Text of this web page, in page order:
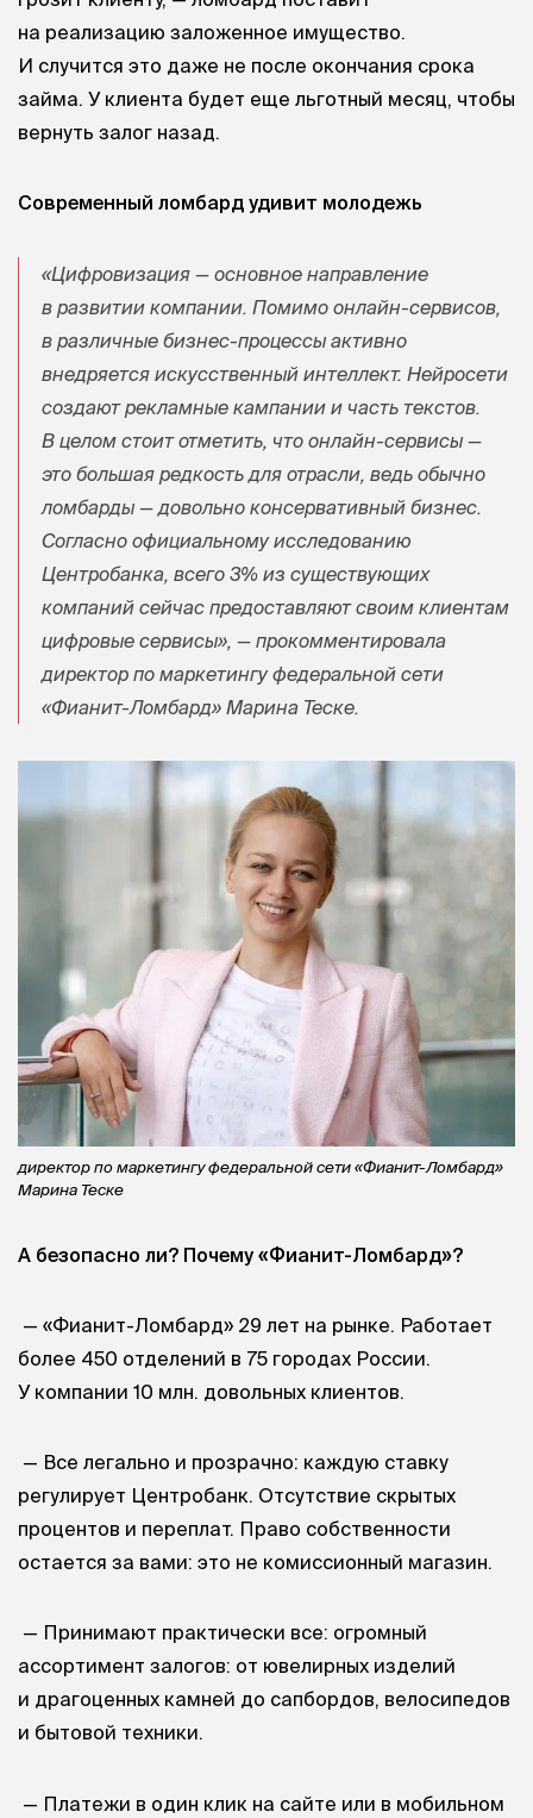
на реализацию заложенное имущество.
И случится это даже не после окончания срока
займа. У клиента будет еще льготный месяц, чтобы
вернуть залог назад.
Современный ломбард удивит молодежь
«Цифровизация — основное направление
в развитии компании. Помимо онлайн-сервисов,
в различные бизнес-процессы активно
внедряется искусственный интеллект. Нейросети
создают рекламные кампании и часть текстов.
В целом стоит отметить, что онлайн-сервисы —
это большая редкость для отрасли, ведь обычно
ломбарды — довольно консервативный бизнес.
Согласно официальному исследованию
Центробанка, всего 3% из существующих
компаний сейчас предоставляют своим клиентам
цифровые сервисы», — прокомментировала
директор по маркетингу федеральной сети
«Фианит-Ломбард» Марина Теске.
директор по маркетингу федеральной сети «Фианит-Ломбард»
Марина Теске
А безопасно ли? Почему «Фианит-Ломбард»?
— «Фианит-Ломбард» 29 лет на рынке. Работает
более 450 отделений в 75 городах России.
У компании 10 млн. довольных клиентов.
— Все легально и прозрачно: каждую ставку
регулирует Центробанк. Отсутствие скрытых
процентов и переплат. Право собственности
остается за вами: это не комиссионный магазин.
— Принимают практически все: огромный
ассортимент залогов: от ювелирных изделий
и драгоценных камней до сапбордов, велосипедов
и бытовой техники.
— Платежи в один клик на сайте или в мобильном